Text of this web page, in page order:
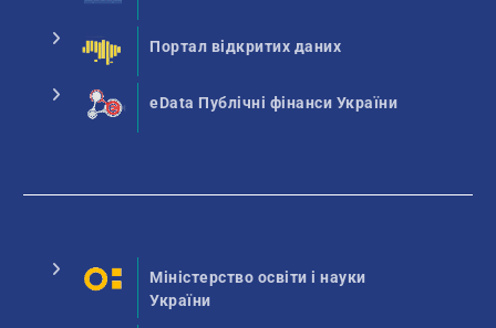
Портал відкритих даних
eData Публічні фінанси України
Міністерство освіти і науки
України